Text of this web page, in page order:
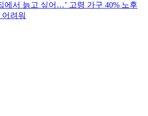
에서 늙고 싶어…’ 고령 가구 40% 노후
려워